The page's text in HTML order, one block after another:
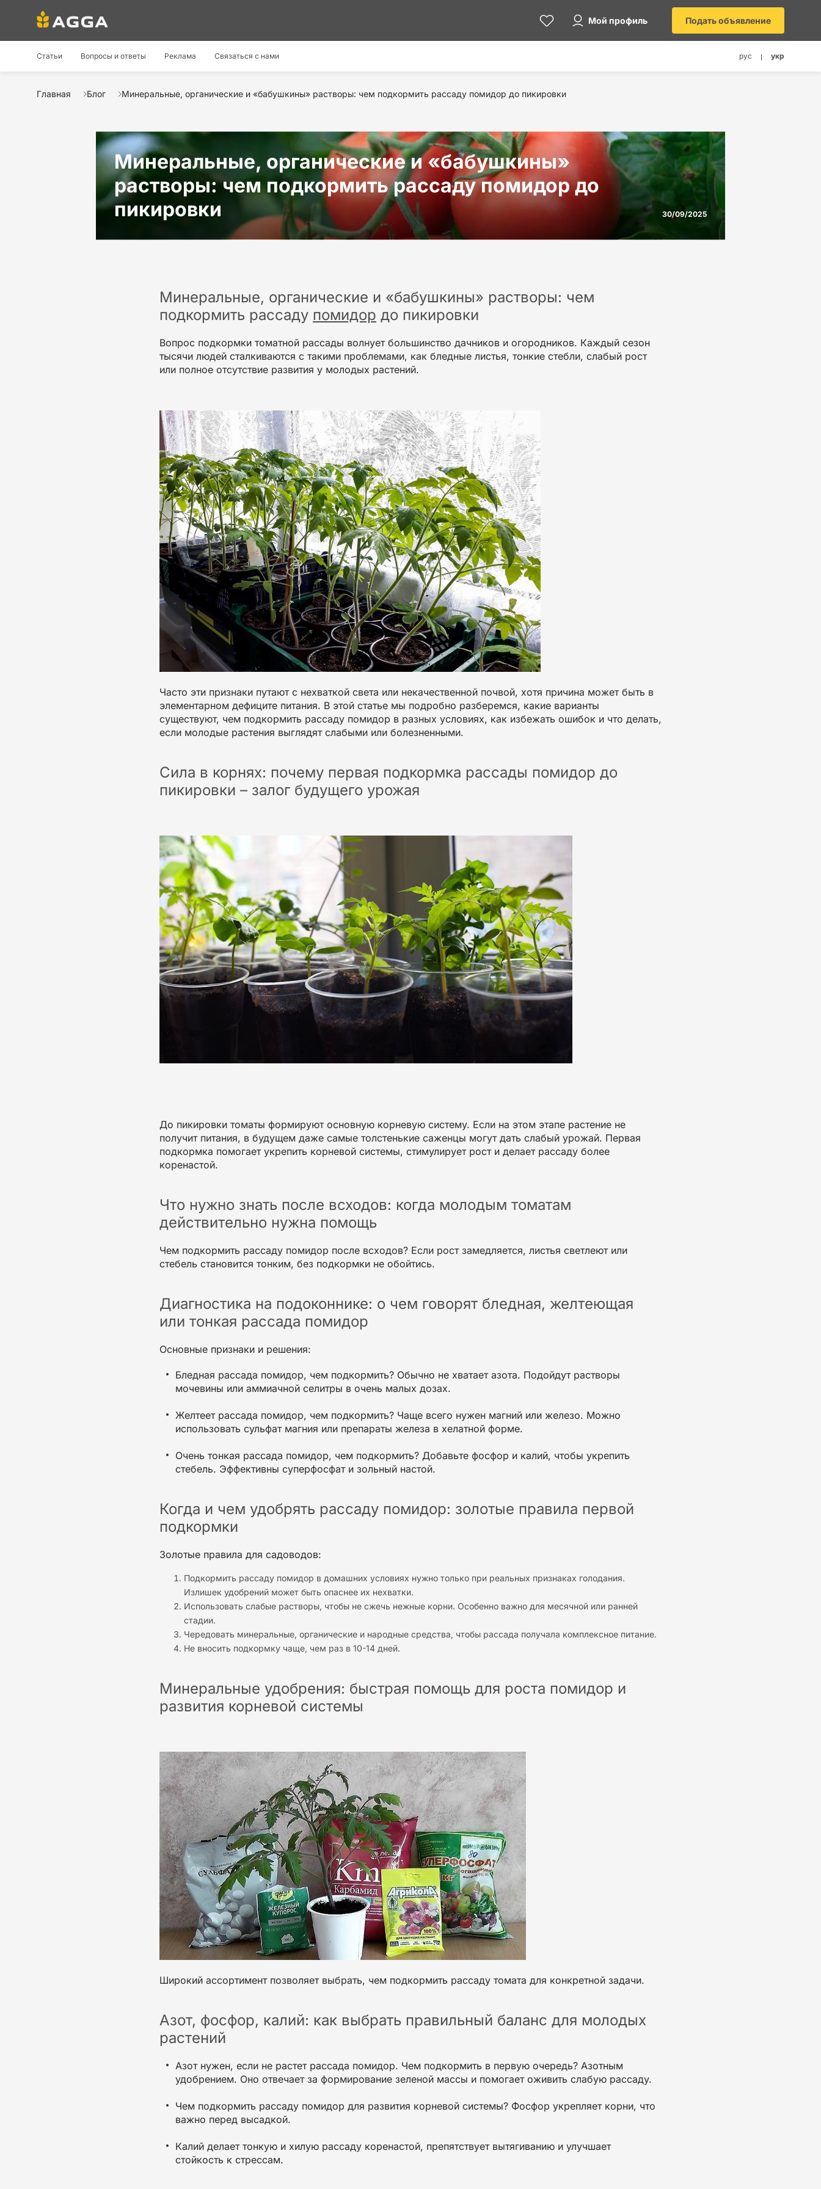
Мой профиль Подать объявление
Статьи Вопросы и ответы Реклама Связаться с нами рус укр
Главная Блог Минеральные, органические и «бабушкины» растворы: чем подкормить рассаду помидор до пикировки
Минеральные, органические и «бабушкины»
растворы: чем подкормить рассаду помидор до
пикировки
30/09/2025
Минеральные, органические и «бабушкины» растворы: чем
подкормить рассаду помидор до пикировки
Вопрос подкормки томатной рассады волнует большинство дачников и огородников. Каждый сезон
тысячи людей сталкиваются с такими проблемами, как бледные листья, тонкие стебли, слабый рост
или полное отсутствие развития у молодых растений.
Часто эти признаки путают с нехваткой света или некачественной почвой, хотя причина может быть в
элементарном дефиците питания. В этой статье мы подробно разберемся, какие варианты
существуют, чем подкормить рассаду помидор в разных условиях, как избежать ошибок и что делать,
если молодые растения выглядят слабыми или болезненными.
Сила в корнях: почему первая подкормка рассады помидор до
пикировки – залог будущего урожая
До пикировки томаты формируют основную корневую систему. Если на этом этапе растение не
получит питания, в будущем даже самые толстенькие саженцы могут дать слабый урожай. Первая
подкормка помогает укрепить корневой системы, стимулирует рости делает рассаду более
коренастой.
Что нужно знать после всходов: когда молодым томатам
действительно нужна помощь
Чем подкормить рассаду помидор после всходов? Если рост замедляется, листья светлеют или
стебель становится тонким, без подкормки не обойтись.
Диагностика на подоконнике: о чем говорят бледная, желтеющая
или тонкая рассада помидор
Основные признаки и решения:
Бледная рассада помидор, чем подкормить? Обычно не хватает азота. Подойдут растворы
мочевины или аммиачной селитры в очень малых дозах.
Желтеет рассада помидор, чем подкормить? Чаще всего нужен магний или железо. Можно
использовать сульфат магния или препараты железа в хелатной форме.
Очень тонкая рассада помидор, чем подкормить? Добавьте фосфор и калий, чтобы укрепить
стебель. Эффективны суперфосфат и зольный настой.
Когда и чем удобрять рассаду помидор: золотые правила первой
подкормки
Золотые правила для садоводов:
Подкормить рассаду помидор в домашних условиях нужно только при реальных признаках голодания.
Излишек удобрений может быть опаснее их нехватки.
Использовать слабые растворы, чтобы не сжечь нежные корни. Особенно важно для месячной или ранней
стадии.
Чередовать минеральные, органические и народные средства, чтобы рассада получала комплексное питание.
Не вносить подкормку чаще, чем раз в 10-14 дней.
Минеральные удобрения: быстрая помощь для роста помидор и
развития корневой системы
Широкий ассортимент позволяет выбрать, чем подкормить рассаду томата для конкретной задачи.
Азот, фосфор, калий: как выбрать правильный баланс для молодых
растений
Азотнужен, если не растет рассада помидор. Чем подкормить в первую очередь? Азотным
удобрением. Оно отвечает за формирование зеленой массы и помогает оживить слабую рассаду.
Чем подкормить рассаду помидор для развития корневой системы? Фосфор укрепляет корни, что
важно перед высадкой.
Калий делает тонкую и хилую рассаду коренастой, препятствует вытягиванию и улучшает
стойкость к стрессам.